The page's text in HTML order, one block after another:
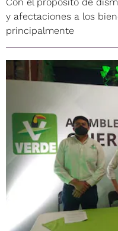
y afectaciones a los
principalmente